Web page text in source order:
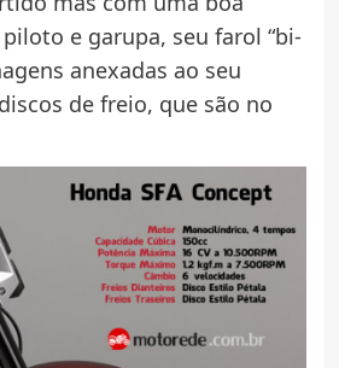
e garupa, seu farol “bi-
anexadas ao seu
de freio, que são no